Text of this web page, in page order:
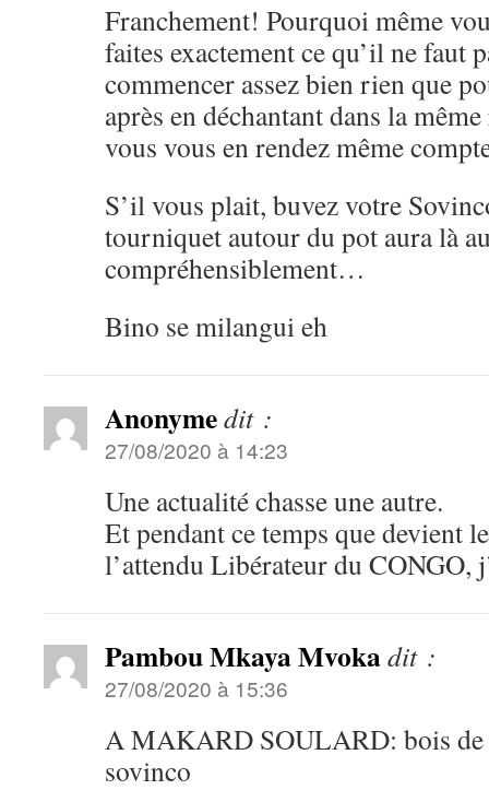
Franchement! Pourquoi même
faites exactement ce qu’il ne faut
commencer assez bien rien que
après en déchantant dans la
vous vous en rendez même
S’il vous plait, buvez votre
tourniquet autour du pot aura là
compréhensiblement…
Bino se milangui eh
Anonymedit :
27/08/2020 à 14:23
Une actualité chasse une autre.
Et pendant ce temps que devient
l’attendu Libérateur du CONGO,
Pambou Mkaya Mvokadit :
27/08/2020 à 15:36
A MAKARD SOULARD: bois de
sovinco